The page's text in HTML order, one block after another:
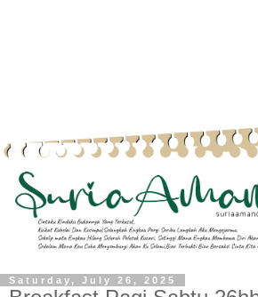
Saturday, July 26, 2025